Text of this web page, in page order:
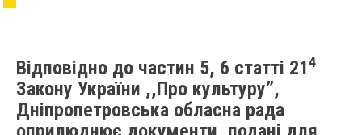
Відповідно до частин 5, 6 статті 214
Закону України ,,Про культуру”,
Дніпропетровська обласна рада